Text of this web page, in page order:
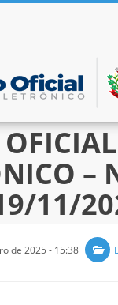
–
11/
de 2025 - 15:38